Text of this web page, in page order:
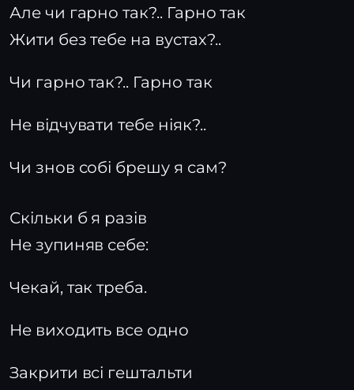
Але чи гарно так?.. Гарно так
Жити без тебе на вустах?..
Чи гарно так?.. Гарно так
Не відчувати тебе ніяк?..
Чи знов собі брешу я сам?
Скільки б я разів
Не зупиняв себе:
Чекай, так треба.
Не виходить все одно
Закрити всі гештальти